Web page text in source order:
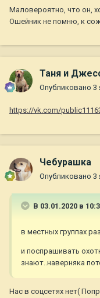
Маловероятно, что он,
Ошейник не помню, к
Таня и
Опубликовано 3
https://vk.com/
Чебурашка
Опубликовано 3
В 03.01.2020 в
в местных группах
и поспрашивать
знают..наверняка
Нас в соцсетях нет(